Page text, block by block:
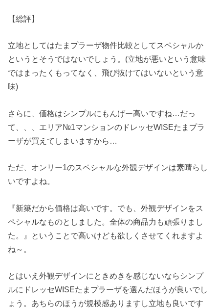
【総評】
立地としてはたまプラーザ物件比較としてスペシャルか
というとそうではないでしょう。(立地が悪いという意味
ではまったくもってなく、飛び抜けてはいないという意
味)
さらに、価格はシンプルにもんげー高いですね…だっ
て、、、エリア№1マンションのドレッセWISEたまプラ
ーザが買えてしまいますから…
ただ、オンリー1のスペシャルな外観デザインは素晴らし
いですよね。
『新築だから価格は高いです。でも、外観デザインをス
ペシャルなものとしました。全体の商品力も頑張りまし
た。』ということで高いけども欲しくさせてくれますよ
ね～。
とはいえ外観デザインにときめきを感じないならシンプ
ルにドレッセWISEたまプラーザを選んだほうが良いでし
ょう。あちらのほうが規模感ありますし立地も良いです